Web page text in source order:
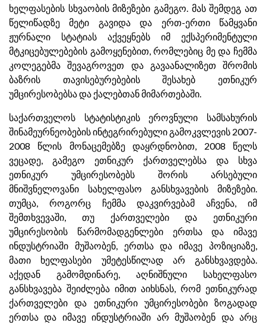
ხელფასების სხვაობის მიზეზები გამეგო. მას შემდეგ ათ
წელიწადზე მეტი გავიდა და ერთ-ერთი წამყვანი
ჟურნალი სტატიას აქვეყნებს იმ ექსპერიმენტული
მტკიცებულებების გამოყენებით, რომლებიც მე და ჩემმა
კოლეგებმა შევაგროვეთ და გავაანალიზეთ შრომის
ბაზრის თავისებურებების შესახებ ეთნიკურ
უმცირესობებსა და ქალებთან მიმართებაში.
საქართველოს სტატისტიკის ეროვნული სამსახურის
შინამეურნეობების ინტეგრირებული გამოკვლევის 2007-
2008 წლის მონაცემებზე დაყრდნობით, 2008 წელს
ვეცადე, გამეგო ეთნიკურ ქართველებსა და სხვა
ეთნიკურ უმცირესობებს შორის არსებული
მნიშვნელოვანი სახელფასო განსხვავების მიზეზები.
თუმცა, როგორც ჩემმა დაკვირვებამ აჩვენა, იმ
შემთხვევაში, თუ ქართველები და ეთნიკური
უმცირესობის წარმომადგენლები ერთსა და იმავე
ინდუსტრიაში მუშაობენ, ერთსა და იმავე პოზიციაზე,
მათი ხელფასები უმეტესწილად არ განსხვავდება.
აქედან გამომდინარე, აღნიშნული სახელფასო
განსხვავება შეიძლება იმით აიხსნას, რომ ეთნიკურად
ქართველები და ეთნიკური უმცირესობები ზოგადად
ერთსა და იმავე ინდუსტრიაში არ მუშაობენ და არც